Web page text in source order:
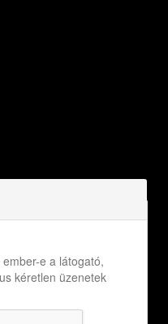
e a látogató,
kéretlen üzenetek